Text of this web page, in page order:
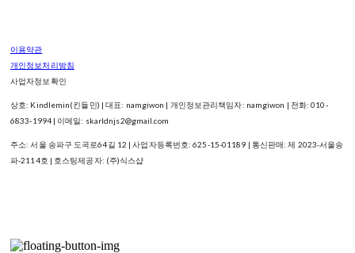
이용약관
개인정보처리방침
사업자정보확인
상호: Kindlemin(킨들민) | 대표: namgiwon | 개인정보관리책임자: namgiwon | 전화: 010-
6833-1994 | 이메일: skarldnjs2@gmail.com
주소: 서울 송파구 도곡로64길 12 | 사업자등록번호:625-15-01189 | 통신판매:제 2023-서울송
파-2114호 | 호스팅제공자: (주)식스샵